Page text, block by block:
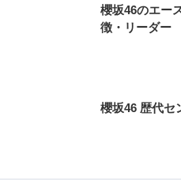
櫻坂46のエー
徴・リーダー
櫻坂46 歴代セ